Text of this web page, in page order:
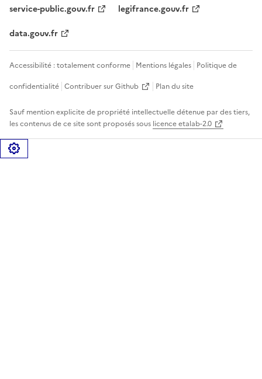
service-public.gouv.fr
legifrance.gouv.fr
data.gouv.fr
Accessibilité : totalement conforme Mentions légales Politique de
confidentialité Contribuer sur Github Plan du site
Sauf mention explicite de propriété intellectuelle détenue par des tiers,
les contenus de ce site sont proposés sous licence etalab-2.0
Gérer les cookies